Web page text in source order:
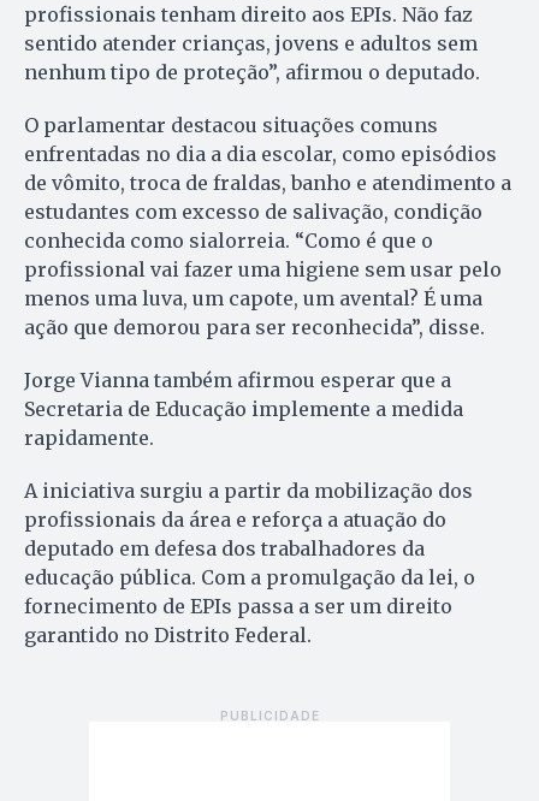
profissionais tenham direito aos EPIs. Não faz
sentido atender crianças, jovens e adultos sem
nenhum tipo de proteção”, afirmou o deputado.
O parlamentar destacou situações comuns
enfrentadas no dia a dia escolar, como episódios
de vômito, troca de fraldas, banho e atendimento a
estudantes com excesso de salivação, condição
conhecida como sialorreia. “Como é que o
profissional vai fazer uma higiene sem usar pelo
menos uma luva, um capote, um avental? É uma
ação que demorou para ser reconhecida”, disse.
Jorge Vianna também afirmou esperar que a
Secretaria de Educação implemente a medida
rapidamente.
A iniciativa surgiu a partir da mobilização dos
profissionais da área e reforça a atuação do
deputado em defesa dos trabalhadores da
educação pública. Com a promulgação da lei, o
fornecimento de EPIs passa a ser um direito
garantido no Distrito Federal.